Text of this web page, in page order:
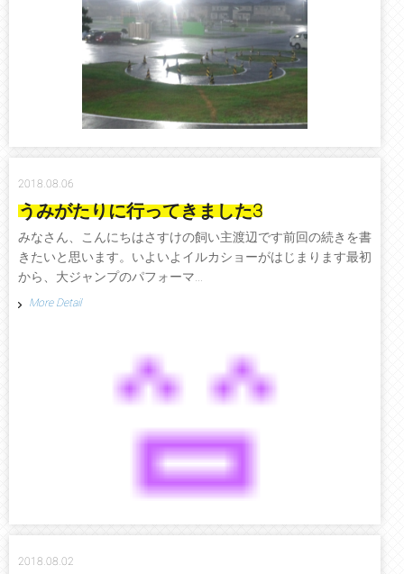
2018.08.06
うみがたりに行ってきました3
みなさん、こんにちはさすけの飼い主渡辺です前回の続きを書
きたいと思います。いよいよイルカショーがはじまります最初
から、大ジャンプのパフォーマ...
More Detail
2018.08.02